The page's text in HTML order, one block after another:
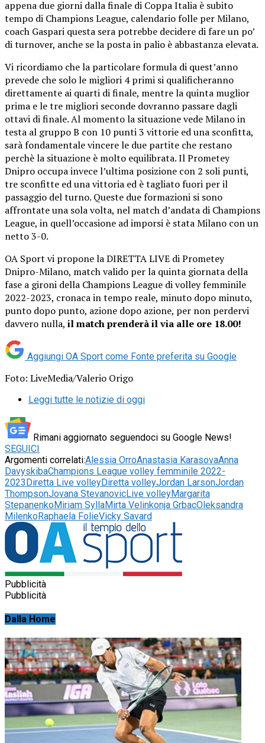
appena due giorni dalla finale di Coppa Italia è subito
tempo di Champions League, calendario folle per Milano,
coach Gaspari questa sera potrebbe decidere di fare un po’
di turnover, anche se la posta in palio è abbastanza elevata.
Vi ricordiamo che la particolare formula di quest’anno
prevede che solo le migliori 4 primi si qualificheranno
direttamente ai quarti di finale, mentre la quinta muglior
prima e le tre migliori seconde dovranno passare dagli
ottavi di finale. Al momento la situazione vede Milano in
testa al gruppo B con 10 punti 3 vittorie ed una sconfitta,
sarà fondamentale vincere le due partite che restano
perchè la situazione è molto equilibrata. Il Prometey
Dnipro occupa invece l’ultima posizione con 2 soli punti,
tre sconfitte ed una vittoria ed è tagliato fuori per il
passaggio del turno. Queste due formazioni si sono
affrontate una sola volta, nel match d’andata di Champions
League, in quell’occasione ad imporsi è stata Milano con un
netto 3-0.
OA Sport vi propone la DIRETTA LIVE di Prometey
Dnipro-Milano, match valido per la quinta giornata della
fase a gironi della Champions League di volley femminile
2022-2023, cronaca in tempo reale, minuto dopo minuto,
punto dopo punto, azione dopo azione, per non perdervi
davvero nulla, il match prenderà il via alle ore 18.00!
Aggiungi OA Sport come Fonte preferita su Google
Foto: LiveMedia/Valerio Origo
Leggi tutte le notizie di oggi
Rimani aggiornato seguendoci su Google News!
SEGUICI
Argomenti correlati:Alessia OrroAnastasia KarasovaAnna
DavyskibaChampions League volley femminile 2022-
2023Diretta Live volleyDiretta volleyJordan LarsonJordan
ThompsonJovana StevanovicLive volleyMargarita
StepanenkoMiriam SyllaMirta Velinkonja GrbacOleksandra
MilenkoRaphaela FolieVicky Savard
Pubblicità
Pubblicità
Dalla Home